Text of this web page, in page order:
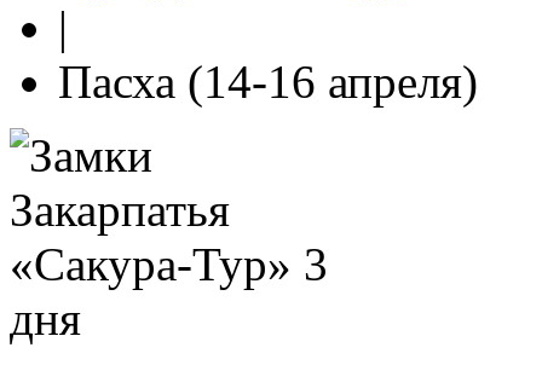
|
Пасха (14-16 апреля)